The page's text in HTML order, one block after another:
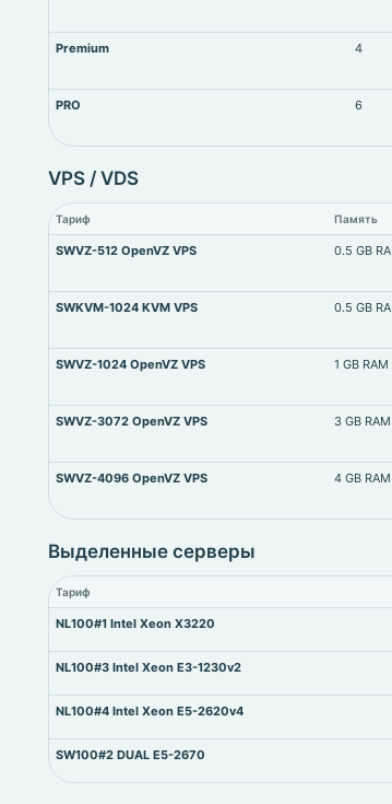
Premium 4
PRO 6
VPS / VDS
Тариф Память
SWVZ-512 OpenVZ VPS 0.5 GB
SWKVM-1024 KVM VPS 0.5 GB
SWVZ-1024 OpenVZ VPS 1 GB RAM
SWVZ-3072 OpenVZ VPS 3 GB RAM
SWVZ-4096 OpenVZ VPS 4 GB RAM
Выделенные серверы
Тариф
NL100#1 Intel Xeon X3220
NL100#3 Intel Xeon E3-1230v2
NL100#4 Intel Xeon E5-2620v4
SW100#2 DUAL E5-2670